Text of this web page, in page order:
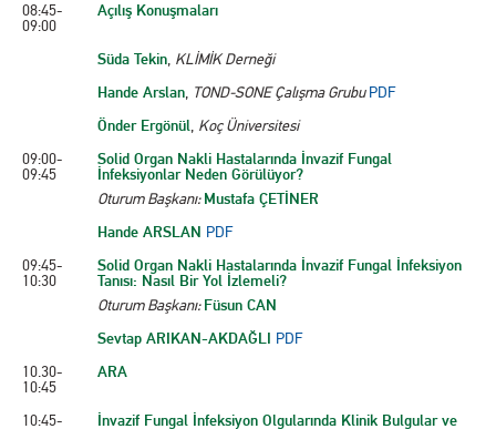
08:45-
09:00
Açılış Konuşmaları
Süda Tekin, KLİMİK Derneği
Hande Arslan, TOND-SONE Çalışma GrubuPDF
Önder Ergönül, Koç Üniversitesi
09:00-
09:45
Solid Organ Nakli Hastalarında İnvazif Fungal
İnfeksiyonlar Neden Görülüyor?
Oturum Başkanı: Mustafa ÇETİNER
Hande ARSLAN PDF
09:45-
10:30
Solid Organ Nakli Hastalarında İnvazif Fungal İnfeksiyon
Tanısı: Nasıl Bir Yol İzlemeli?
Oturum Başkanı: Füsun CAN
Sevtap ARIKAN-AKDAĞLI PDF
10.30-
10:45
ARA
10:45-
İnvazif Fungal İnfeksiyon Olgularında Klinik Bulgular ve